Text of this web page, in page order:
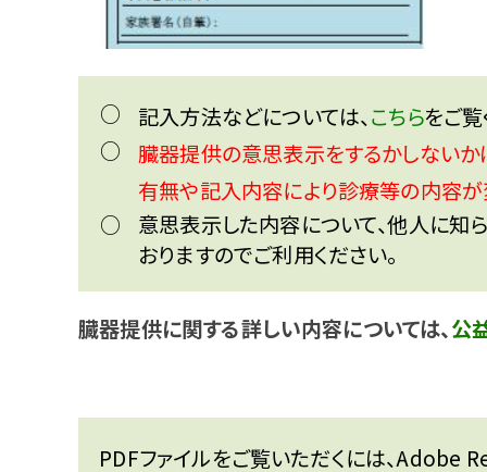
○ 記入方法などについては、こちらをご覧
○
臓器提供の意思表示をするかしないか
有無や記入内容により診療等の内容が
○
意思表示した内容について、他人に知
おりますのでご利用ください。
臓器提供に関する詳しい内容については、公
PDFファイルをご覧いただくには、Adobe